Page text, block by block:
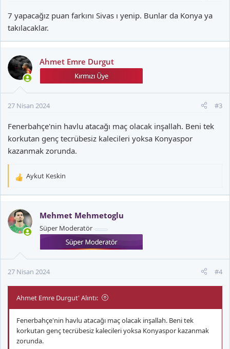
7 yapacağız puan farkını Sivas ı yenip. Bunlar da Konya ya
takılacaklar.
Ahmet Emre Durgut
27 Nisan 2024 #3
Fenerbahçe'nin havlu atacağı maç olacak inşallah. Beni tek
korkutan genç tecrübesiz kalecileri yoksa Konyaspor
kazanmak zorunda.
T
k
i
l
Aykut Keskin
Mehmet Mehmetoglu
Süper Moderatör
27 Nisan 2024 #4
Ahmet Emre Durgut' Alıntı:
Fenerbahçe'nin havlu atacağı maç olacak inşallah. Beni tek
korkutan genç tecrübesiz kalecileri yoksa Konyaspor kazanmak
zorunda.